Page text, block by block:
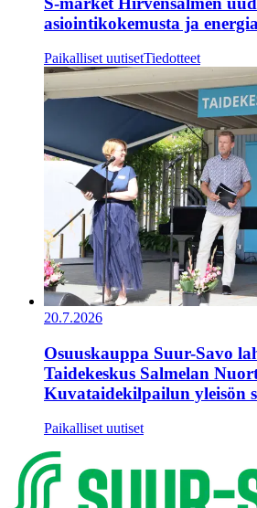
asiointikokemusta ja
Paikalliset uutisetTiedotteet
20.7.2026
Osuuskauppa Suur-Savo
Taidekeskus Salmelan
Kuvataidekilpailun yleisön
Paikalliset uutiset